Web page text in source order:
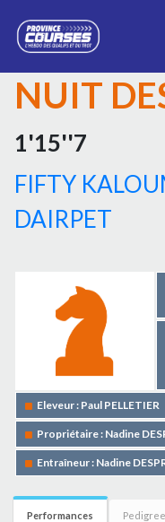
NUIT
1'15''7
FIFTY
DAIRPET
Eleveur : Paul PELLETIER
Propriétaire : Nadine
Entraîneur : Nadine
Performances Pedigree